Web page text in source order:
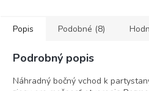
Popis Podobné (8)
Podrobný popis
Náhradný bočný vchod k